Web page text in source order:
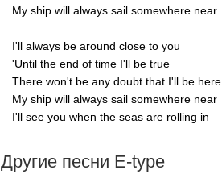
My ship will always sail somewhere near
I'll always be around close to you
'Until the end of time I'll be true
There won't be any doubt that I'll be here
My ship will always sail somewhere near
I'll see you when the seas are rolling in
Другие песни E-type